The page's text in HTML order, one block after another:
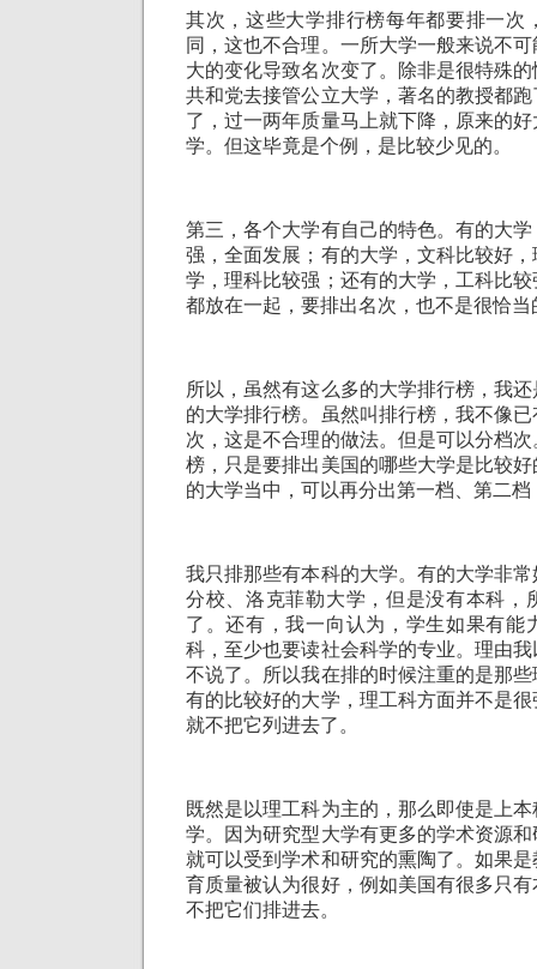
其次，这些大学排行榜每年都要排一次
同，这也不合理。一所大学一般来说不
大的变化导致名次变了。除非是很特殊
共和党去接管公立大学，著名的教授都
了，过一两年质量马上就下降，原来的
学。但这毕竟是个例，是比较少见的。
第三，各个大学有自己的特色。有的大
强，全面发展；有的大学，文科比较好
学，理科比较强；还有的大学，工科比
都放在一起，要排出名次，也不是很恰当
所以，虽然有这么多的大学排行榜，我
的大学排行榜。虽然叫排行榜，我不像
次，这是不合理的做法。但是可以分档
榜，只是要排出美国的哪些大学是比较
的大学当中，可以再分出第一档、第二
我只排那些有本科的大学。有的大学非
分校、洛克菲勒大学，但是没有本科，
了。还有，我一向认为，学生如果有能
科，至少也要读社会科学的专业。理由
不说了。所以我在排的时候注重的是那
有的比较好的大学，理工科方面并不是
就不把它列进去了。
既然是以理工科为主的，那么即使是上
学。因为研究型大学有更多的学术资源
就可以受到学术和研究的熏陶了。如果
育质量被认为很好，例如美国有很多只
不把它们排进去。